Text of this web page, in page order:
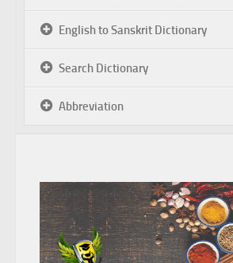
English to Sanskrit Dictionary
Search Dictionary
Abbreviation